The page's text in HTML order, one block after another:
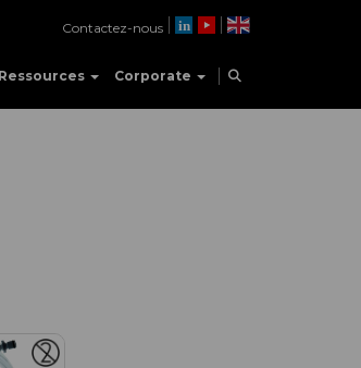
Ressources Corporate
Contactez-nous